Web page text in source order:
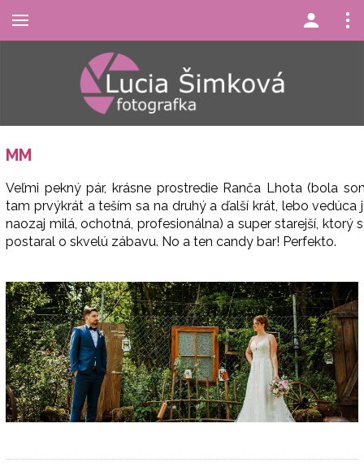
MM
Veľmi pekný pár, krásne prostredie Ranča Lhota (bola
tam prvýkrát a teším sa na druhý a ďalší krát, lebo vedúca
naozaj milá, ochotná, profesionálna) a super starejší, ktorý
postaral o skvelú zábavu. No a ten candy bar! Perfekto.